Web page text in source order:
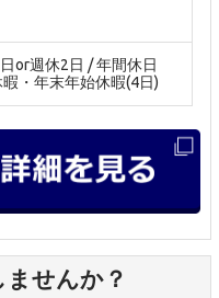
or週休2日 / 年間休日
・年末年始休暇(4日)
せんか？